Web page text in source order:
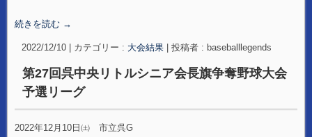
続きを読む →
2022/12/10 | カテゴリー : 大会結果 | 投稿者 : baseballlegends
第27回呉中央リトルシニア会長旗争奪野球大会
予選リーグ
2022年12月10日㈯ 市立呉G